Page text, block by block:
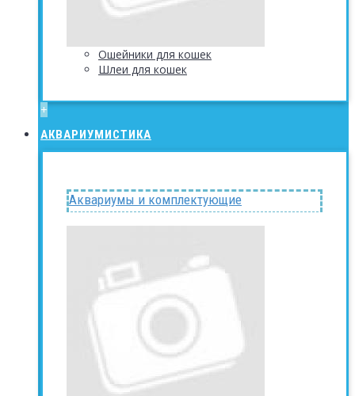
Ошейники для кошек
Шлеи для кошек
+
АКВАРИУМИСТИКА
Аквариумы и комплектующие